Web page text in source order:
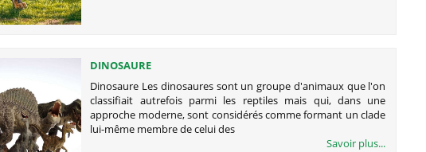
DINOSAURE
Dinosaure Les dinosaures sont un groupe d'animaux que l'on
classifiait autrefois parmi les reptiles mais qui, dans une
approche moderne, sont considérés comme formant un clade
lui-même membre de celui des
Savoir plus...